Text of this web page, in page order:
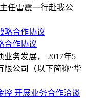
任雷震一行赴我公
合作协议
务发展， 2017年5
限公司（以下简称“华